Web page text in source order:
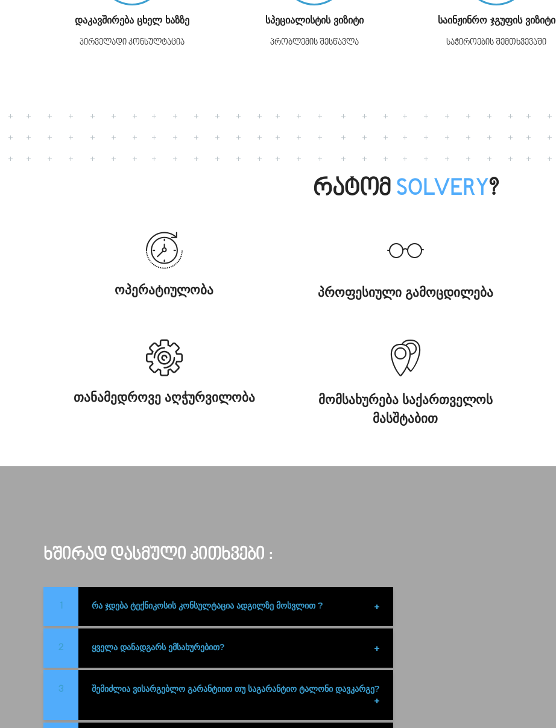
დაკავშირება ცხელ ხაზზე
პირველადი კონსულტაცია
სპეციალისტის ვიზიტი
პრობლემის შესწავლა
საინჟინრო ჯგუფის ვიზიტი
საჭიროების შემთხვევაში
რატომ SOLVERY?
ოპერატიულობა პროფესიული გამოცდილება
თანამედროვე აღჭურვილობა
მომსახურება საქართველოს
მასშტაბით
ხშირად დასმული კითხვები :
1 რა ჯდება ტექნიკოსის კონსულტაცია ადგილზე მოსვლით ?
2 ყველა დანადგარს ემსახურებით?
3 შემიძლია ვისარგებლო გარანტიით თუ საგარანტიო ტალონი დავკარგე?